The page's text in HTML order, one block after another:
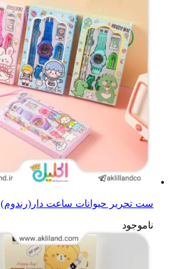
ست تحریر حیوانات ساعت دار(رندوم)
ناموجود